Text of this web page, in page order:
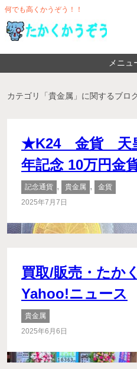
何でも高くかうぞう！！
メニュ
カテゴリ「貴金属」に関するブロ
★K24 金貨 天
年記念 10万円金
記念通貨 , 貴金属 ,
金貨
2025年7月7日
買取/販売・たか
Yahoo!ニュース
貴金属
2025年6月6日